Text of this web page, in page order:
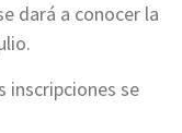
dará a conocer la
inscripciones se